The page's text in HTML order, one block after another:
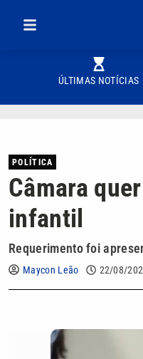
ÚLTIMAS NOTÍCIAS
POLÍTICA
Câmara
infantil
Requerimento foi
Maycon Leão 22/08/